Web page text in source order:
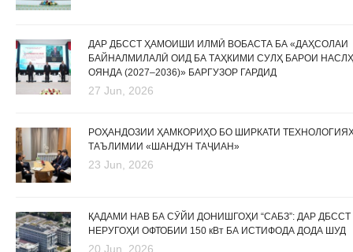
ДАР ДБССТ ҲАМОИШИ ИЛМӢ ВОБАСТА БА «ДАҲСОЛАИ
БАЙНАЛМИЛАЛӢ ОИД БА ТАҲКИМИ СУЛҲ БАРОИ
ОЯНДА (2027–2036)» БАРГУЗОР ГАРДИД
27 Jun, 2026
РОҲАНДОЗИИ ҲАМКОРИҲО БО ШИРКАТИ
ТАЪЛИМИИ «ШАНДУН ТАҶИАН»
23 Jun, 2026
ҚАДАМИ НАВ БА СӮЙИ ДОНИШГОҲИ “САБЗ”: ДАР ДБССТ
НЕРУГОҲИ ОФТОБИИ 150 кВт БА ИСТИФОДА ДОДА ШУД
20 Jun, 2026